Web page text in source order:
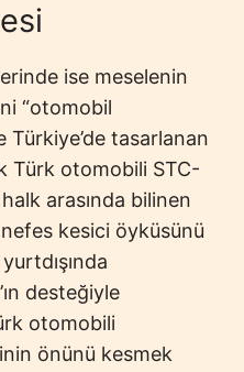
ise meselenin
“otomobil
Türkiye’de tasarlanan
Türk otomobili STC-
arasında bilinen
nefes kesici öyküsünü
desteğiyle
otomobili
önünü kesmek